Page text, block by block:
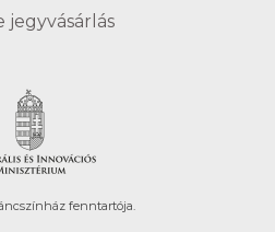
jegyvásárlás
fenntartója.